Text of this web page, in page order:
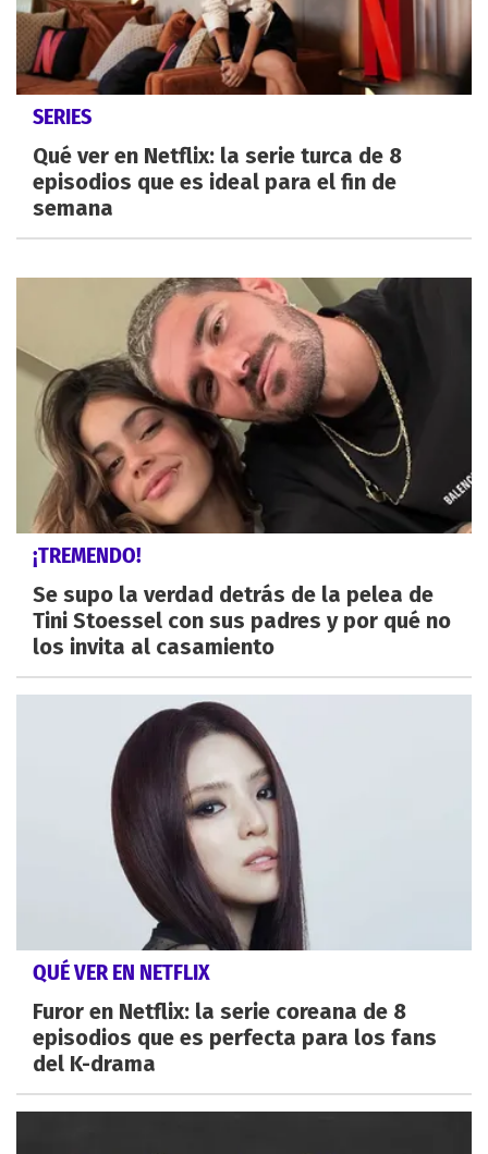
SERIES
Qué ver en Netflix: la serie turca de 8
episodios que es ideal para el fin de
semana
¡TREMENDO!
Se supo la verdad detrás de la pelea de
Tini Stoessel con sus padres y por qué no
los invita al casamiento
QUÉ VER EN NETFLIX
Furor en Netflix: la serie coreana de 8
episodios que es perfecta para los fans
del K-drama